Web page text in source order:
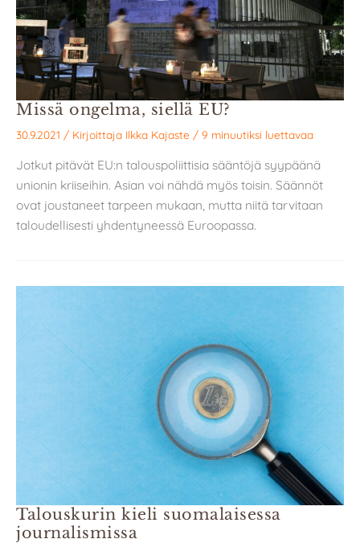
Missä ongelma, siellä EU?
30.9.2021 / Kirjoittaja Ilkka Kajaste / 9 minuutiksi luettavaa
Jotkut pitävät EU:n talouspoliittisia sääntöjä syypäänä
unionin kriiseihin. Asian voi nähdä myös toisin. Säännöt
ovat joustaneet tarpeen mukaan, mutta niitä tarvitaan
taloudellisesti yhdentyneessä Euroopassa.
Talouskurin kieli suomalaisessa
journalismissa